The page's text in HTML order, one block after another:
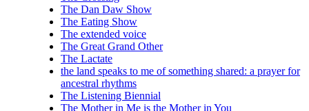
The Dan Daw Show
The Eating Show
The extended voice
The Great Grand Other
The Lactate
the land speaks to me of something shared: a prayer for
ancestral rhythms
The Listening Biennial
The Mother in Me is the Mother in You